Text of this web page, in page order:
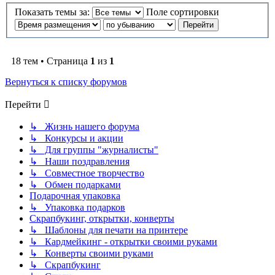
Показать темы за: Поле сортировки
18 тем • Страница 1 из 1
Вернуться к списку форумов
Перейти
↳ Жизнь нашего форума
↳ Конкурсы и акции
↳ Для группы "журналисты"
↳ Наши поздравления
↳ Совместное творчество
↳ Обмен подарками
Подарочная упаковка
↳ Упаковка подарков
Скрапбукинг, открытки, конверты
↳ Шаблоны для печати на принтере
↳ Кардмейкинг - открытки своими руками
↳ Конверты своими руками
↳ Скрапбукинг